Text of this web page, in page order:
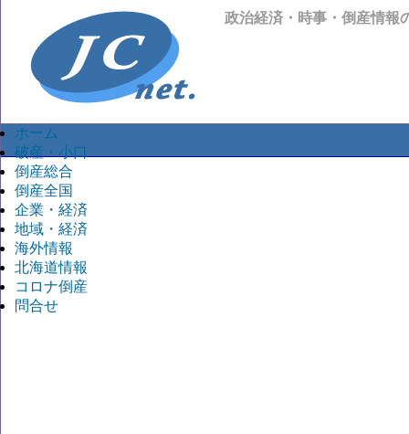
政治経済・時事・倒産情報
ホーム
破産・小口
倒産総合
倒産全国
企業・経済
地域・経済
海外情報
北海道情報
コロナ倒産
問合せ